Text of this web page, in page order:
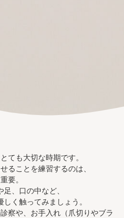
ても大切な時期です。
ることを練習するのは、
重要。
、口の中など、
く触ってみましょう。
察や、お手入れ（爪切りやブラ